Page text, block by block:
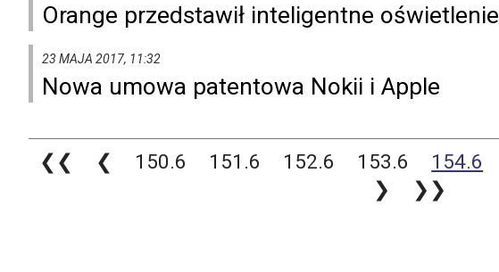
Orange przedstawił inteligentne oświetlenie
23 MAJA 2017, 11:32
Nowa umowa patentowa Nokii i Apple
❮❮ ❮ 150.6 151.6 152.6 153.6 154.6
❯
❯❯